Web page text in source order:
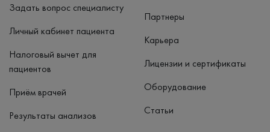
Задать вопрос специалисту
Личный кабинет пациента
Налоговый вычет для
пациентов
Приём врачей
Результаты анализов
Партнеры
Карьера
Лицензии и сертификаты
Оборудование
Статьи